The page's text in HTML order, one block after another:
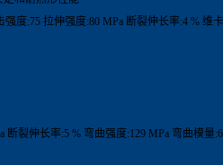
强度:75 拉伸强度:80 MPa 断裂伸长率:4 %
断裂伸长率:5 % 弯曲强度:129 MPa 弯曲模量